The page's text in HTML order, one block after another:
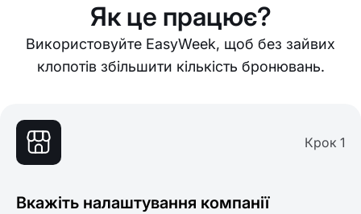
Як це працює?
Використовуйте EasyWeek, щоб без зайвих
клопотів збільшити кількість бронювань.
Крок 1
Вкажіть налаштування компанії